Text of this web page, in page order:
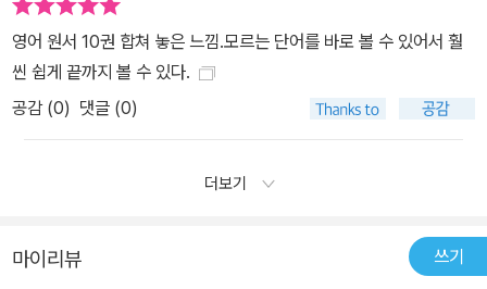
영어 원서 10권 합쳐 놓은 느낌.모르는 단어를 바로 볼 수 있어서 훨
씬 쉽게 끝까지 볼 수 있다.
공감 (0) 댓글 (0)
더보기
마이리뷰 쓰기